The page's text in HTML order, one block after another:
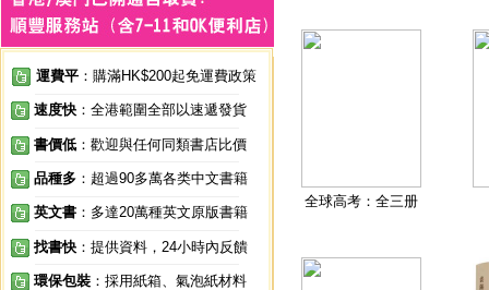
運費平 ：購滿HK$200起免運費政策
速度快 ：全港範圍全部以速遞發貨
書價低 ：歡迎與任何同類書店比價
品種多 ：超過90多萬各类中文書籍
英文書 ：多達20萬種英文原版書籍
找書快 ：提供資料，24小時內反饋
環保包裝 ：採用紙箱、氣泡紙材料
全球高考：全三册